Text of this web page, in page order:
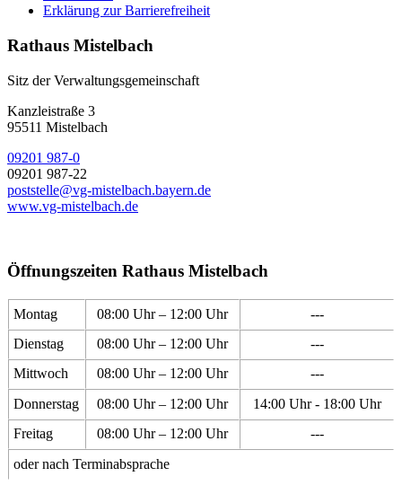
Erklärung zur Barrierefreiheit
Rathaus Mistelbach
Sitz der Verwaltungsgemeinschaft
Kanzleistraße 3
95511 Mistelbach
09201 987-0
09201 987-22
poststelle@vg-mistelbach.bayern.de
www.vg-mistelbach.de
Öffnungszeiten Rathaus Mistelbach
Montag 08:00 Uhr – 12:00 Uhr
---
Dienstag
08:00 Uhr – 12:00 Uhr
---
Mittwoch
08:00 Uhr – 12:00 Uhr
---
Donnerstag
08:00 Uhr – 12:00 Uhr
14:00 Uhr - 18:00 Uhr
Freitag
08:00 Uhr – 12:00 Uhr
---
oder nach Terminabsprache